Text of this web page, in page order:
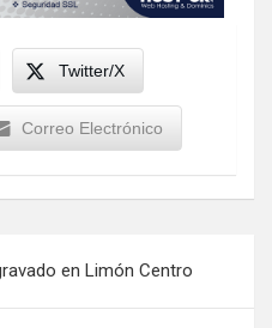
Twitter/X
Correo Electrónico
en Limón Centro